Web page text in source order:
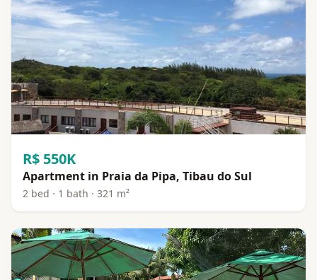
R$ 550K
Apartment in Praia da Pipa, Tibau do Sul
2 bed · 1 bath · 321 m²